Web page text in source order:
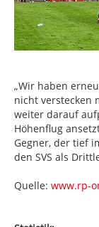
„Wir haben
nicht verstecken
weiter darauf
Höhenflug
Gegner, der tief
den SVS als
Quelle: www.rp-